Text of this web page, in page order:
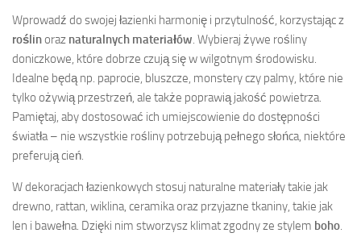
Wprowadź do swojej łazienki harmonię i przytulność, korzystając z
roślinoraz naturalnych materiałów. Wybieraj żywe rośliny
doniczkowe, które dobrze czują się w wilgotnym środowisku.
Idealne będą np. paprocie, bluszcze, monstery czy palmy, które nie
tylko ożywią przestrzeń, ale także poprawią jakość powietrza.
Pamiętaj, aby dostosować ich umiejscowienie do dostępności
światła – nie wszystkie rośliny potrzebują pełnego słońca, niektóre
preferują cień.
W dekoracjach łazienkowych stosuj naturalne materiały takie jak
drewno, rattan, wiklina, ceramika oraz przyjazne tkaniny, takie jak
len i bawełna. Dzięki nim stworzysz klimat zgodny ze stylem boho.